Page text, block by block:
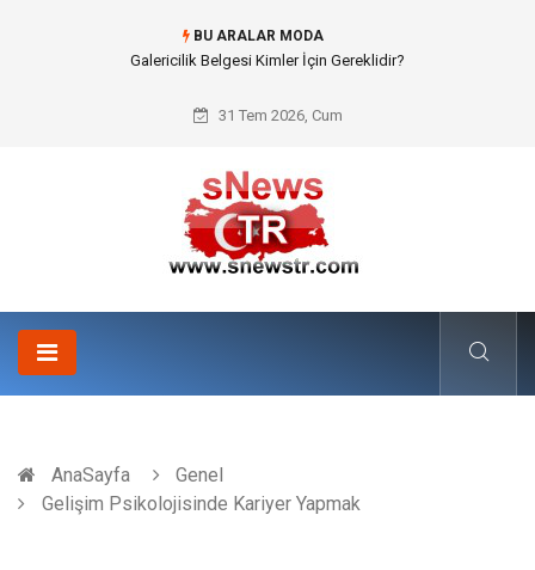
BU ARALAR MODA
Doküman Yönetimi ile Kurumsal Hafızanın Dijitalleşmesi
31 Tem 2026, Cum
AnaSayfa
Genel
Gelişim Psikolojisinde Kariyer Yapmak